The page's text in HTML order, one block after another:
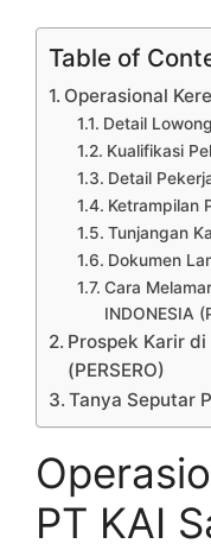
Table of
Operasional
Detail
Kualifikasi
Detail
Ketrampilan
Tunjangan
Dokumen
Cara
INDONESIA
Prospek Karir di
(PERSERO)
Tanya Seputar
PT KAI